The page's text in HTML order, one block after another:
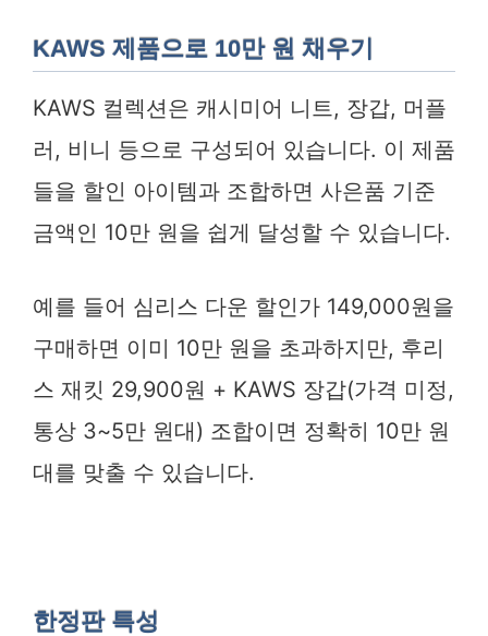
KAWS 제품으로 10만 원 채우기
KAWS 컬렉션은 캐시미어 니트, 장갑, 머플
러, 비니 등으로 구성되어 있습니다. 이 제품
들을 할인 아이템과 조합하면 사은품 기준
금액인 10만 원을 쉽게 달성할 수 있습니다.
예를 들어 심리스 다운 할인가 149,000원을
구매하면 이미 10만 원을 초과하지만, 후리
스 재킷 29,900원 + KAWS 장갑(가격 미정,
통상 3~5만 원대) 조합이면 정확히 10만 원
대를 맞출 수 있습니다.
한정판 특성